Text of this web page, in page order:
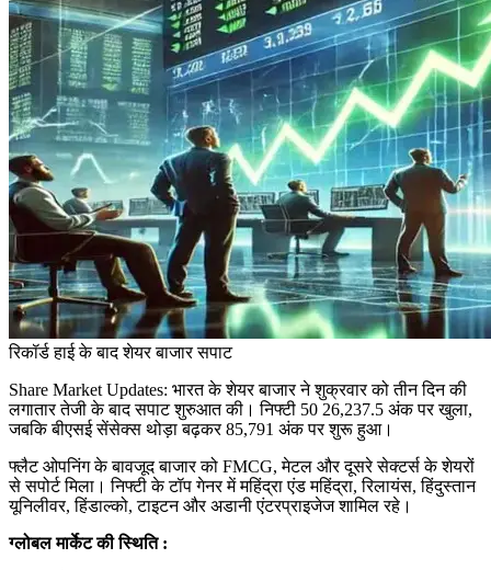
रिकॉर्ड हाई के बाद शेयर बाजार सपाट
Share Market Updates: भारत के शेयर बाजार ने शुक्रवार को तीन दिन की
लगातार तेजी के बाद सपाट शुरुआत की। निफ्टी 50 26,237.5 अंक पर खुला,
जबकि बीएसई सेंसेक्स थोड़ा बढ़कर 85,791 अंक पर शुरू हुआ।
फ्लैट ओपनिंग के बावजूद बाजार को FMCG, मेटल और दूसरे सेक्टर्स के शेयरों
से सपोर्ट मिला। निफ्टी के टॉप गेनर में महिंद्रा एंड महिंद्रा, रिलायंस, हिंदुस्तान
यूनिलीवर, हिंडाल्को, टाइटन और अडानी एंटरप्राइजेज शामिल रहे।
ग्लोबल मार्केट की स्थिति :